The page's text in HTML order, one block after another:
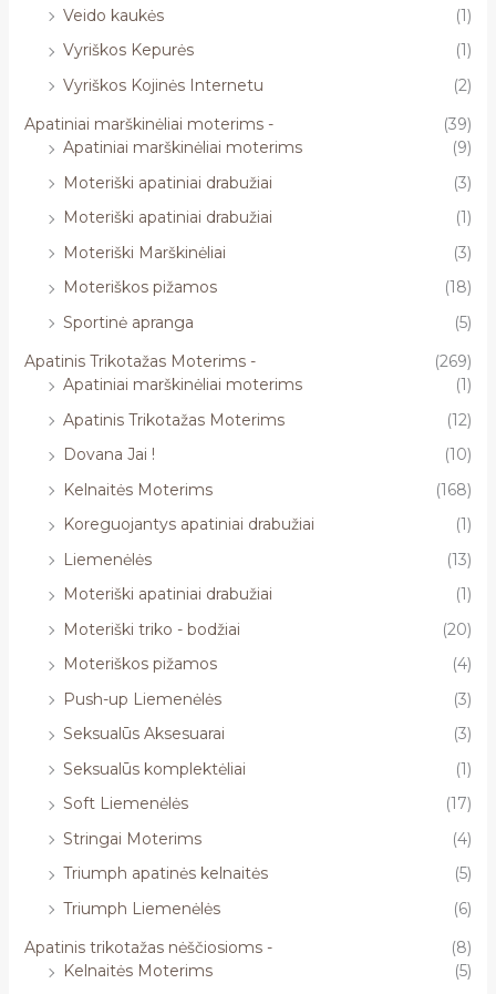
Veido kaukės
(1)
Vyriškos Kepurės
(1)
Vyriškos Kojinės Internetu
(2)
Apatiniai marškinėliai moterims -
(39)
Apatiniai marškinėliai moterims
(9)
Moteriški apatiniai drabužiai
(3)
Moteriški apatiniai drabužiai
(1)
Moteriški Marškinėliai
(3)
Moteriškos pižamos
(18)
Sportinė apranga
(5)
Apatinis Trikotažas Moterims -
(269)
Apatiniai marškinėliai moterims
(1)
Apatinis Trikotažas Moterims
(12)
Dovana Jai !
(10)
Kelnaitės Moterims
(168)
Koreguojantys apatiniai drabužiai
(1)
Liemenėlės
(13)
Moteriški apatiniai drabužiai
(1)
Moteriški triko - bodžiai
(20)
Moteriškos pižamos
(4)
Push-up Liemenėlės
(3)
Seksualūs Aksesuarai
(3)
Seksualūs komplektėliai
(1)
Soft Liemenėlės
(17)
Stringai Moterims
(4)
Triumph apatinės kelnaitės
(5)
Triumph Liemenėlės
(6)
Apatinis trikotažas nėščiosioms -
(8)
Kelnaitės Moterims
(5)